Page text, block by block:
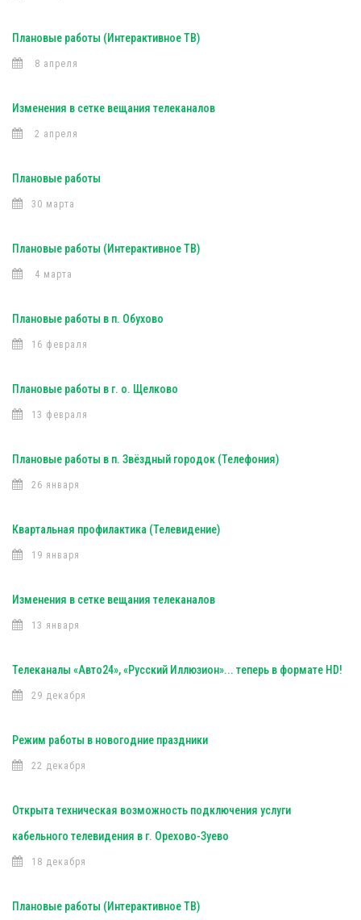
Плановые работы (Интерактивное ТВ)
8 апреля
Изменения в сетке вещания телеканалов
2 апреля
Плановые работы
30 марта
Плановые работы (Интерактивное ТВ)
4 марта
Плановые работы в п. Обухово
16 февраля
Плановые работы в г. о. Щелково
13 февраля
Плановые работы в п. Звёздный городок (Телефония)
26 января
Квартальная профилактика (Телевидение)
19 января
Изменения в сетке вещания телеканалов
13 января
Телеканалы «Авто24», «Русский Иллюзион»... теперь в формате HD!
29 декабря
Режим работы в новогодние праздники
22 декабря
Открыта техническая возможность подключения услуги
кабельного телевидения в г. Орехово-Зуево
18 декабря
Плановые работы (Интерактивное ТВ)